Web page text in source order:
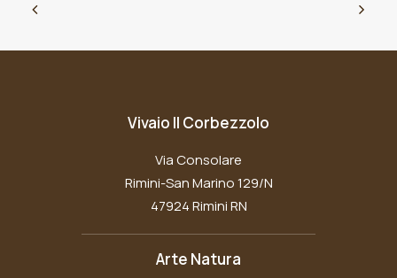
Vivaio Il Corbezzolo
Via Consolare
Rimini-San Marino 129/N
47924 Rimini RN
Arte Natura